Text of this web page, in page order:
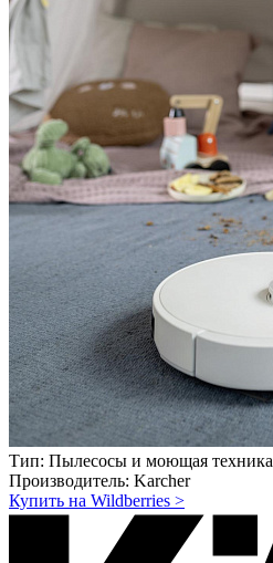
Тип: Пылесосы и моющая техника
Производитель: Karcher
Купить на Wildberries >